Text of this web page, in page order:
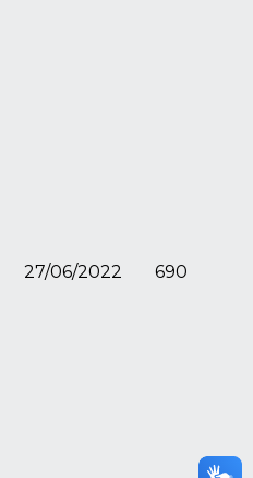
27/06/2022 690